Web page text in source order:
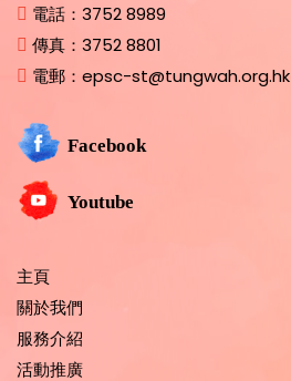
電話： 3752 8989
傳真： 3752 8801
電郵： epsc-st@tungwah.org.hk
Facebook
Youtube
主頁
關於我們
服務介紹
活動推廣